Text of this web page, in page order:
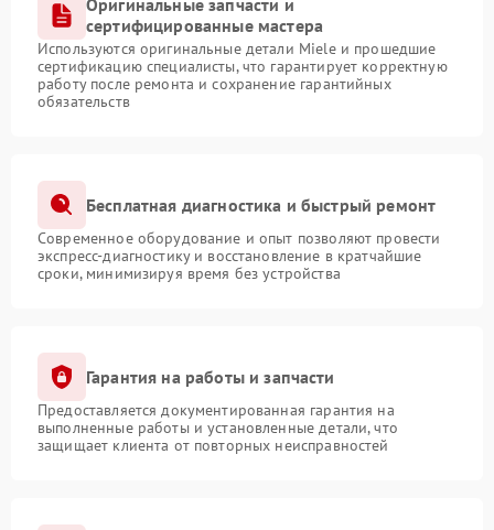
Оригинальные запчасти и
сертифицированные мастера
Используются оригинальные детали Miele и прошедшие
сертификацию специалисты, что гарантирует корректную
работу после ремонта и сохранение гарантийных
обязательств
Бесплатная диагностика и быстрый ремонт
Современное оборудование и опыт позволяют провести
экспресс-диагностику и восстановление в кратчайшие
сроки, минимизируя время без устройства
Гарантия на работы и запчасти
Предоставляется документированная гарантия на
выполненные работы и установленные детали, что
защищает клиента от повторных неисправностей